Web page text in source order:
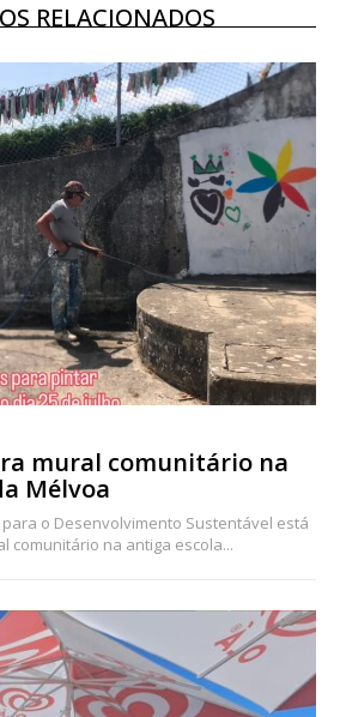
assinatura anual
Escolha o plano
RELACIONADOS
mural comunitário na
Mélvoa
para o Desenvolvimento Sustentável está
comunitário na antiga escola...